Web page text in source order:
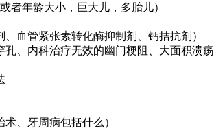
者年龄大小，巨大儿，多胎儿）
血管紧张素转化酶抑制剂、钙拮抗剂）
孔、内科治疗无效的幽门梗阻、大面积溃疡
、牙周病包括什么）